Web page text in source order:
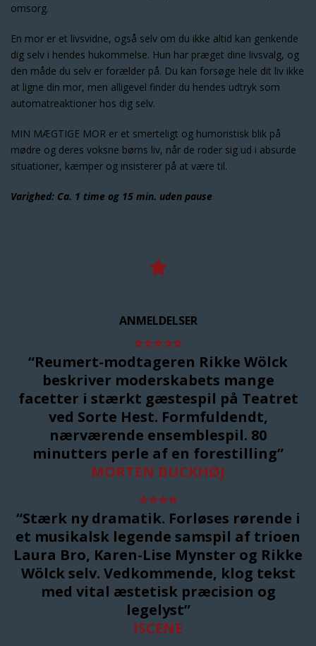
omsorg.
En mor er et livsvidne, også selv om du ikke altid kan genkende
dig selv i hendes hukommelse. Hun har præget dine livsvalg, og
den måde du selv er forælder på. Du kan forsøge hele dit liv ikke
at ligne din mor, men alligevel finder du hendes udtryk som
automatreaktioner hos dig selv.
MIN MÆGTIGE MOR er et smerteligt og humoristisk blik på
mødre og deres voksne børns liv, når de roder sig ud i absurde
situationer, kæmper og insisterer på at være til.
Varighed: Ca. 1 time og 15 min. uden pause
ANMELDELSER
⭐⭐⭐⭐⭐
“Reumert-modtageren Rikke Wölck
beskriver moderskabets mange
facetter i stærkt gæstespil på Teatret
ved Sorte Hest. Formfuldendt,
nærværende ensemblespil. 80
minutters perle af en forestilling”
MORTEN BUCKHØJ
⭐⭐⭐⭐
“Stærk ny dramatik. Forløses rørende i
et musikalsk legende samspil af trioen
Laura Bro, Karen-Lise Mynster og Rikke
Wölck selv. Vedkommende, klog tekst
med vital æstetisk præcision og
legelyst”
ISCENE